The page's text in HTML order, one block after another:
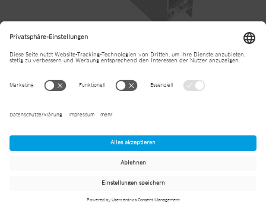
Janisol Primo Fenster